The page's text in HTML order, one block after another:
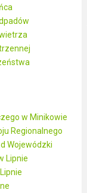
w Minikowie
Regionalnego
Wojewódzki
Lipnie